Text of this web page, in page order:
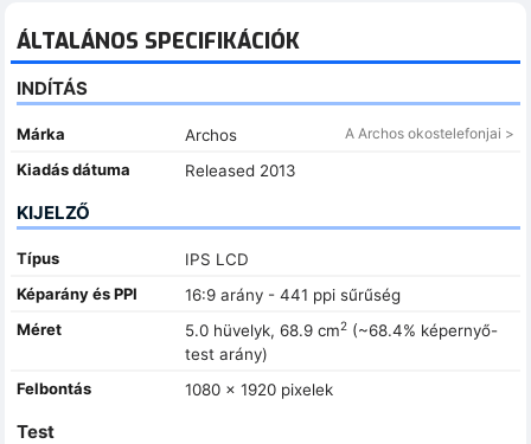
ÁLTALÁNOS SPECIFIKÁCIÓK
INDÍTÁS
Márka Archos A Archos okostelefonjai >
Kiadás dátuma Released 2013
KIJELZŐ
Típus
IPS LCD
Képarány és PPI
16:9 arány - 441 ppi sűrűség
Méret
5.0 hüvelyk, 68.9 cm2(~68.4% képernyő-
test arány)
Felbontás
1080 x 1920 pixelek
Test